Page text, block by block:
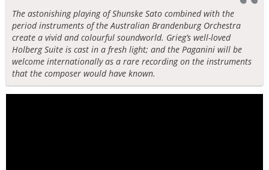
The astonishing playing of Shunske Sato combined with the
period instruments of the Australian Brandenburg Orchestra
create a vivid and colourful soundworld. Grieg’s well-loved
Holberg Suite is cast in a fresh light; and the Paganini will be
welcome internationally as a rare recording on the instruments
that the composer would have known.